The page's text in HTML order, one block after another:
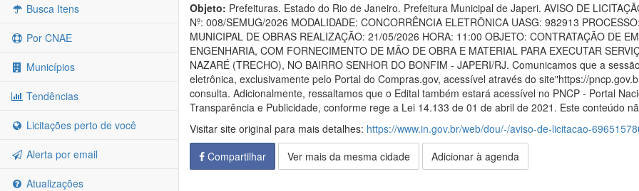
Busca Itens
Por CNAE
Municípios
Tendências
Licitações perto de você
Alerta por email
Atualizações
Objeto: Prefeituras. Estado do Rio de Janeiro. Prefeitura Municipal de Japeri. AVISO DE
Nº: 008/SEMUG/2026 MODALIDADE: CONCORRÊNCIA ELETRÔNICA UASG: 982913
MUNICIPAL DE OBRAS REALIZAÇÃO: 21/05/2026 HORA: 11:00 OBJETO: CONTRATAÇÃO DE
ENGENHARIA, COM FORNECIMENTO DE MÃO DE OBRA E MATERIAL PARA EXECUTAR
NAZARÉ (TRECHO), NO BAIRRO SENHOR DO BONFIM - JAPERI/RJ. Comunicamos que a
eletrônica, exclusivamente pelo Portal do Compras.gov, acessível através do site"https://
consulta. Adicionalmente, ressaltamos que o Edital também estará acessível no PNCP - Portal
Transparência e Publicidade, conforme rege a Lei 14.133 de 01 de abril de 2021. Este conteúdo
Visitar site original para mais detalhes: https://www.in.gov.br/web/dou/-/aviso-de-licitacao-
Compartilhar
Ver mais da mesma cidade Adicionar à agenda